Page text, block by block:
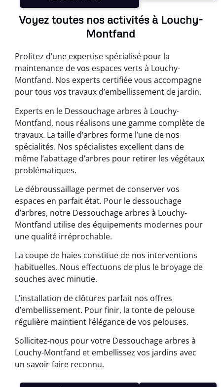
Voyez toutes nos activités à Louchy-
Montfand
Profitez d’une expertise spécialisé pour la
maintenance de vos espaces verts à Louchy-
Montfand. Nos experts certifiée vous accompagne
pour tous vos travaux d’embellissement de jardin.
Experts en le Dessouchage arbres à Louchy-
Montfand, nous réalisons une gamme complète de
travaux. La taille d’arbres forme l’une de nos
spécialités. Nos spécialistes excellent dans de
même l’abattage d’arbres pour retirer les végétaux
problématiques.
Le débroussaillage permet de conserver vos
espaces en parfait état. Pour le dessouchage
d’arbres, notre Dessouchage arbres à Louchy-
Montfand utilise des équipements modernes pour
une qualité irréprochable.
La coupe de haies constitue de nos interventions
habituelles. Nous effectuons de plus le broyage de
souches avec minutie.
L’installation de clôtures parfait nos offres
d’embellissement. Pour finir, la tonte de pelouse
régulière maintient l’élégance de vos pelouses.
Sollicitez-nous pour votre Dessouchage arbres à
Louchy-Montfand et embellissez vos jardins avec
un savoir-faire reconnu.